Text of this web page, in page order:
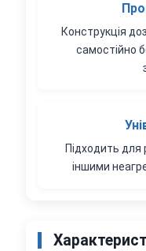
Конструкція
самостійно
Підходить
іншими